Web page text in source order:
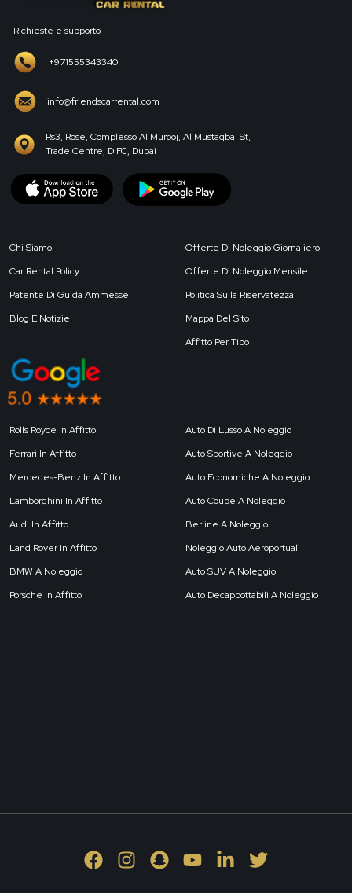
Richieste e supporto
+971555343340
info@friendscarrental.com
Rs3, Rose, Complesso Al Murooj, Al Mustaqbal St,
Trade Centre, DIFC, Dubai
Chi Siamo
Car Rental Policy
Patente Di Guida Ammesse
Blog E Notizie
Offerte Di Noleggio Giornaliero
Offerte Di Noleggio Mensile
Politica Sulla Riservatezza
Mappa Del Sito
Affitto Per Tipo
Rolls Royce In Affitto
Ferrari In Affitto
Mercedes-Benz In Affitto
Lamborghini In Affitto
Audi In Affitto
Land Rover In Affitto
BMW A Noleggio
Porsche In Affitto
Auto Di Lusso A Noleggio
Auto Sportive A Noleggio
Auto Economiche A Noleggio
Auto Coupé A Noleggio
Berline A Noleggio
Noleggio Auto Aeroportuali
Auto SUV A Noleggio
Auto Decappottabili A Noleggio